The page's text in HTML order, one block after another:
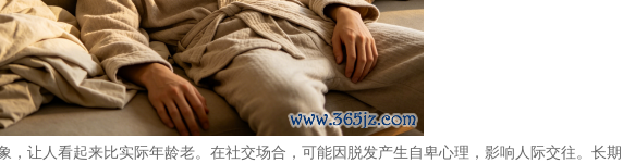
，让人看起来比实际年龄老。在社交场合，可能因脱发产生自卑心理，影响人际交往。长期